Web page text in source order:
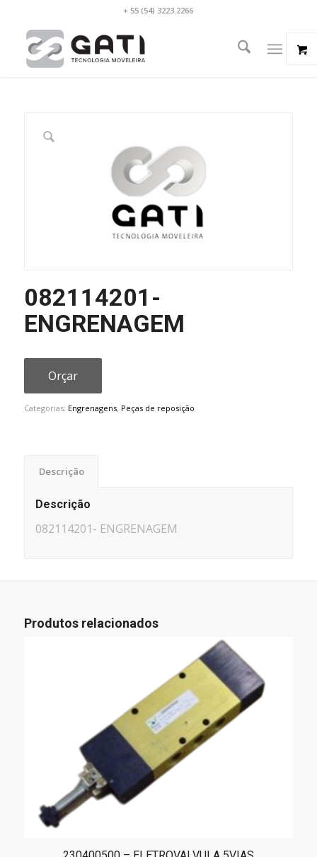
+ 55 (54) 3223.2266
082114201-
ENGRENAGEM
Orçar
Categorias: Engrenagens, Peças de reposição
Descrição
Descrição
082114201- ENGRENAGEM
Produtos relacionados